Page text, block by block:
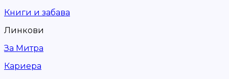
Книги и забава
Линкови
За Митра
Кариера